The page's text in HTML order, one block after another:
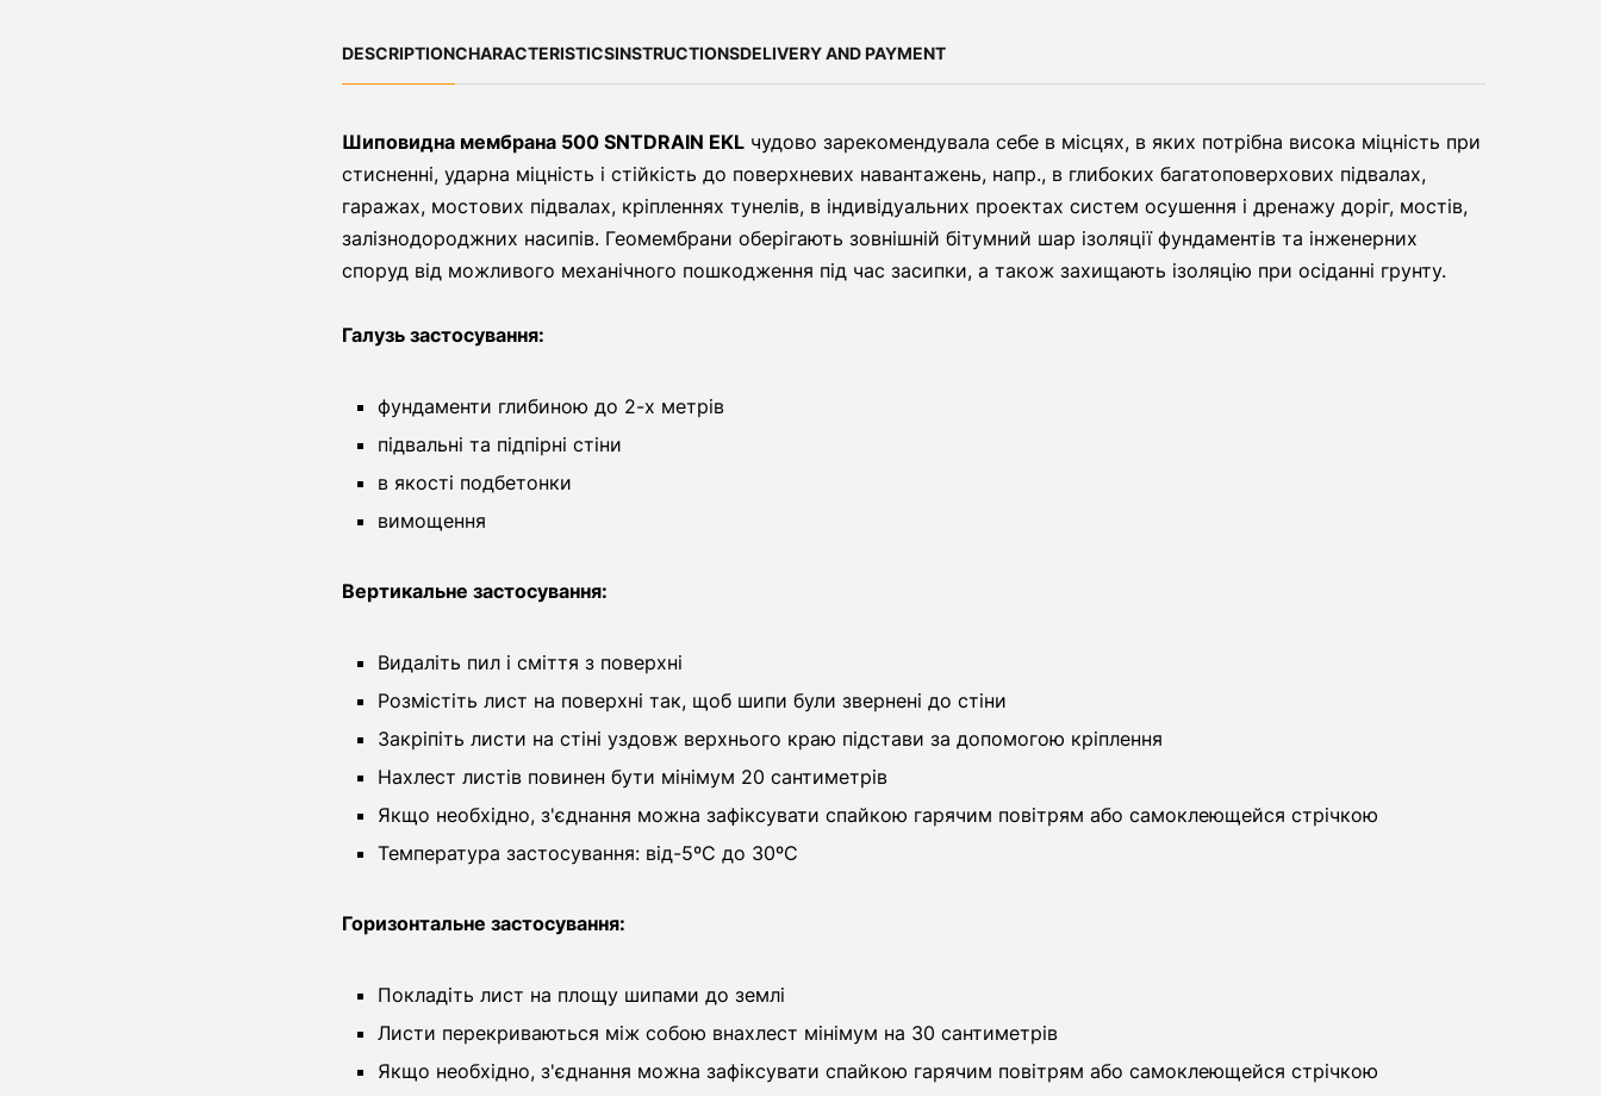
DESCRIPTIONCHARACTERISTICSINSTRUCTIONSDELIVERY AND PAYMENT
Шиповидна мембрана 500 SNTDRAIN EKL чудово зарекомендувала себе в місцях, в яких потрібна висока міцність при
стисненні, ударна міцність і стійкість до поверхневих навантажень, напр., в глибоких багатоповерхових підвалах,
гаражах, мостових підвалах, кріпленнях тунелів, в індивідуальних проектах систем осушення і дренажу доріг, мостів,
залізнодороджних насипів. Геомембрани оберігають зовнішній бітумний шар ізоляції фундаментів та інженерних
споруд від можливого механічного пошкодження під час засипки, а також захищають ізоляцію при осіданні грунту.​
Галузь застосування:
фундаменти глибиною до 2-х метрів
підвальні та підпірні стіни
в якості подбетонки
вимощення
Вертикальне застосування:
Видаліть пил і сміття з поверхні
Розмістіть лист на поверхні так, щоб шипи були звернені до стіни
Закріпіть листи на стіні уздовж верхнього краю підстави за допомогою кріплення
Нахлест листів повинен бути мінімум 20 сантиметрів
Якщо необхідно, з'єднання можна зафіксувати спайкою гарячим повітрям або самоклеющейся стрічкою
Температура застосування: від-5ºС до 30ºС
Горизонтальне застосування:
Покладіть лист на площу шипами до землі
Листи перекриваються між собою внахлест мінімум на 30 сантиметрів
Якщо необхідно, з'єднання можна зафіксувати спайкою гарячим повітрям або самоклеющейся стрічкою